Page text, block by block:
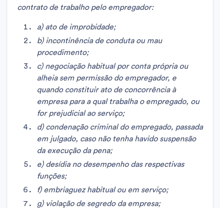
contrato de trabalho pelo empregador:
a) ato de improbidade;
b) incontinência de conduta ou mau
procedimento;
c) negociação habitual por conta própria ou
alheia sem permissão do empregador, e
quando constituir ato de concorrência à
empresa para a qual trabalha o empregado, ou
for prejudicial ao serviço;
d) condenação criminal do empregado, passada
em julgado, caso não tenha havido suspensão
da execução da pena;
e) desídia no desempenho das respectivas
funções;
f) embriaguez habitual ou em serviço;
g) violação de segredo da empresa;